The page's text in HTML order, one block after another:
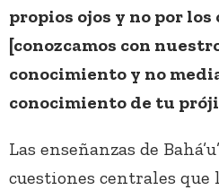
propios ojos y no por los
[conozcamos con
conocimiento y no
conocimiento de tu
Las enseñanzas de
cuestiones centrales